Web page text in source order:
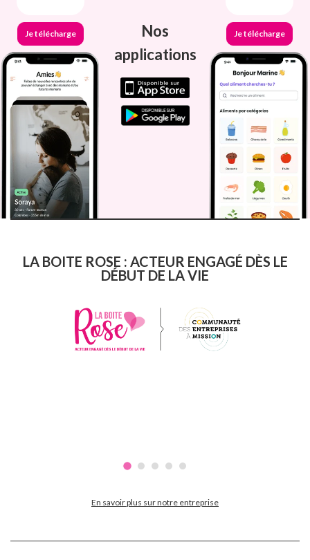
Je télécharge
Nos
applications
Je télécharge
LA BOITE ROSE : ACTEUR ENGAGÉ DÈS LE
DÉBUT DE LA VIE
En savoir plus sur notre entreprise